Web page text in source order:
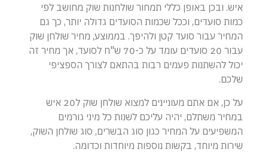
איש. ובכן באופן כללי תמחור שולחנות שוק מחושב לפי
כמות סועדים, וככל שכמות הסועדים גדולה יותר, כך גם
המחיר עבור סועד קטן ולהיפך. בממוצע, מחיר שולחן שוק
עבור 20 סועדים עומד על כ-70 ש"ח לסועד, אך מחיר זה
יכול להשתנות פעמים רבות בהתאם לצורך הספציפי
שלכם.
על כן, אם אתם מעוניינים למצוא שולחן שוק ל20 איש
במחיר משתלם, יהיה עליכם לשנות כל מיני גורמים
המשפיעים על המחיר כגון סוג הבשרים, סוג שולחן השוק,
שירות מיוחד, בקשות נוספות מיוחדות וכדומה.